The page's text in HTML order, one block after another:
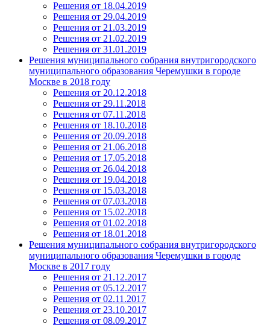
Решения от 18.04.2019
Решения от 29.04.2019
Решения от 21.03.2019
Решения от 21.02.2019
Решения от 31.01.2019
Решения муниципального собрания внутригородского
муниципального образования Черемушки в городе
Москве в 2018 году
Решения от 20.12.2018
Решения от 29.11.2018
Решения от 07.11.2018
Решения от 18.10.2018
Решения от 20.09.2018
Решения от 21.06.2018
Решения от 17.05.2018
Решения от 26.04.2018
Решения от 19.04.2018
Решения от 15.03.2018
Решения от 07.03.2018
Решения от 15.02.2018
Решения от 01.02.2018
Решения от 18.01.2018
Решения муниципального собрания внутригородского
муниципального образования Черемушки в городе
Москве в 2017 году
Решения от 21.12.2017
Решения от 05.12.2017
Решения от 02.11.2017
Решения от 23.10.2017
Решения от 08.09.2017